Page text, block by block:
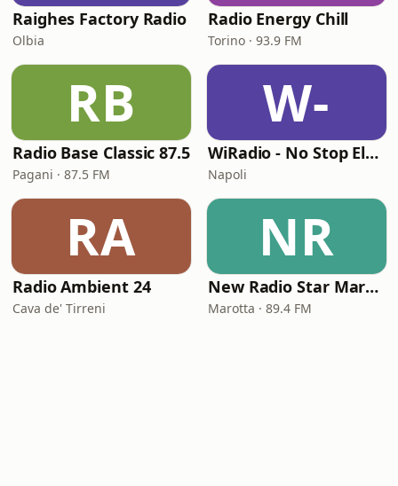
Raighes Factory Radio
Olbia
Radio Energy Chill
Torino · 93.9 FM
RB
Radio Base Classic 87.5
Pagani · 87.5 FM
W-
WiRadio - No Stop Electronic
Napoli
RA
Radio Ambient 24
Cava de' Tirreni
NR
New Radio Star Marotta
Marotta · 89.4 FM